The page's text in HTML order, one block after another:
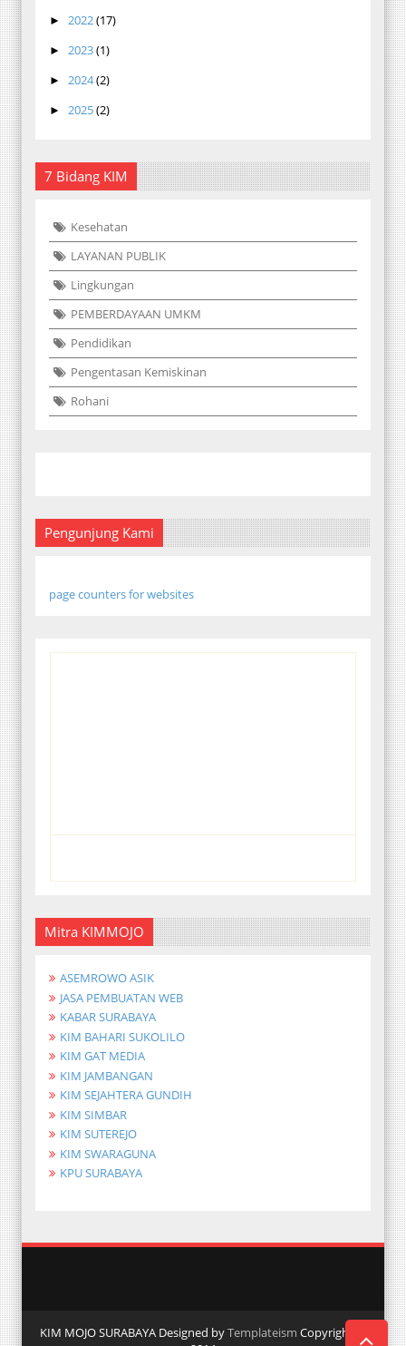
► 2022(17)
► 2023(1)
► 2024(2)
► 2025(2)
7 Bidang KIM
Kesehatan
LAYANAN PUBLIK
Lingkungan
PEMBERDAYAAN UMKM
Pendidikan
Pengentasan Kemiskinan
Rohani
Pengunjung Kami
page counters for websites
Mitra KIMMOJO
ASEMROWO ASIK
JASA PEMBUATAN WEB
KABAR SURABAYA
KIM BAHARI SUKOLILO
KIM GAT MEDIA
KIM JAMBANGAN
KIM SEJAHTERA GUNDIH
KIM SIMBAR
KIM SUTEREJO
KIM SWARAGUNA
KPU SURABAYA
KIM MOJO SURABAYA Designed byTemplateism Copyright ©